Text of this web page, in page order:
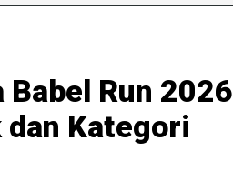
Run 2026
Kategori